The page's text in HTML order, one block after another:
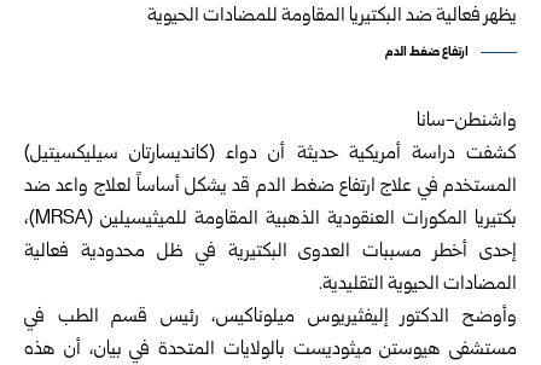
ارتفاع ضغط الدم
واشنطن-سانا
كشفت دراسة أمريكية حديثة أن دواء (كانديسارتان سيليكسيتيل)
المستخدم في علاج ارتفاع ضغط الدم قد يشكل أساساً لعلاج واعد ضد
بكتيريا المكورات العنقودية الذهبية المقاومة للميثيسيلين (MRSA)،
إحدى أخطر مسببات العدوى البكتيرية في ظل محدودية فعالية
المضادات الحيوية التقليدية.
وأوضح الدكتور إليفثيريوس ميلوناكيس، رئيس قسم الطب في
مستشفى هيوستن ميثوديست بالولايات المتحدة في بيان، أن هذه